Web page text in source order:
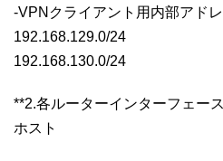
-VPNクライアント用内部アド
192.168.129.0/24
192.168.130.0/24
**2.各ルーターインターフェー
ホスト